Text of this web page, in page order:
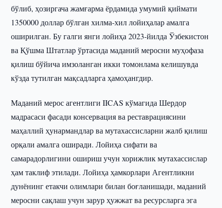
бўлиб, ҳозиргача жамғарма ёрдамида умумий қиймати
1350000 доллар бўлган хилма-хил лойиҳалар амалга
оширилган. Бу галги янги лойиҳа 2023-йилда Ўзбекистон
ва Қўшма Штатлар ўртасида маданий меросни муҳофаза
қилиш бўйича имзоланган икки томонлама келишувда
кўзда тутилган мақсадларга ҳамоҳангдир.
Маданий мерос агентлиги IICAS кўмагида Шердор
мадрасаси фасади консервация ва реставрациясини
маҳаллий ҳунармандлар ва мутахассисларни жалб қилиш
орқали амалга оширади. Лойиҳа сифати ва
самарадорлигини ошириш учун хорижлик мутахассислар
ҳам таклиф этилади. Лойиҳа ҳамкорлари Агентликни
дунёнинг етакчи олимлари билан боғланишади, маданий
меросни сақлаш учун зарур ҳужжат ва ресурсларга эга